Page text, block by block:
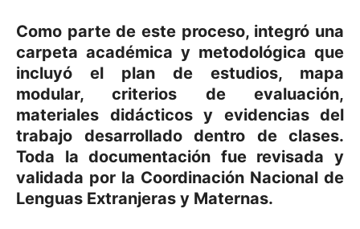
Como parte de este proceso, integró una
carpeta académica y metodológica que
incluyó el plan de estudios, mapa
modular, criterios de evaluación,
materiales didácticos y evidencias del
trabajo desarrollado dentro de clases.
Toda la documentación fue revisada y
validada por la Coordinación Nacional de
Lenguas Extranjeras y Maternas.